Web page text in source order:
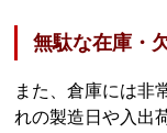
無駄な在庫・
また、倉庫には非
れの製造日や入出